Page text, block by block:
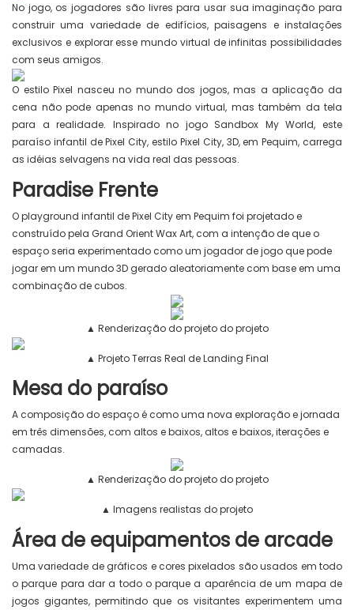
No jogo, os jogadores são livres para usar sua imaginação para
construir uma variedade de edifícios, paisagens e instalações
exclusivos e explorar esse mundo virtual de infinitas possibilidades
com seus amigos.
O estilo Pixel nasceu no mundo dos jogos, mas a aplicação da
cena não pode apenas no mundo virtual, mas também da tela
para a realidade. Inspirado no jogo Sandbox My World, este
paraíso infantil de Pixel City, estilo Pixel City, 3D, em Pequim, carrega
as idéias selvagens na vida real das pessoas.
Paradise Frente
O playground infantil de Pixel City em Pequim foi projetado e
construído pela Grand Orient Wax Art, com a intenção de que o
espaço seria experimentado como um jogador de jogo que pode
jogar em um mundo 3D gerado aleatoriamente com base em uma
combinação de cubos.
▲ Renderização do projeto do projeto
▲ Projeto Terras Real de Landing Final
Mesa do paraíso
A composição do espaço é como uma nova exploração e jornada
em três dimensões, com altos e baixos, altos e baixos, iterações e
camadas.
▲ Renderização do projeto do projeto
▲ Imagens realistas do projeto
Área de equipamentos de arcade
Uma variedade de gráficos e cores pixelados são usados ​​em todo
o parque para dar a todo o parque a aparência de um mapa de
jogos gigantes, permitindo que os visitantes experimentem uma